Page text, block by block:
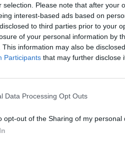
selection. Please note that after your
interest-based ads based on
to third parties prior to your
of your personal information by
This information may also be
Participants that may further disclose
Data Processing Opt Outs
opt-out of the Sharing of my personal
quelques précautions
plus bas.
du vinaigre
les appareils électroménagers
un bon fonctionnement, il
mélange moitié vinaigre
laissez agir 30 minutes,
de traces blanches et un goût